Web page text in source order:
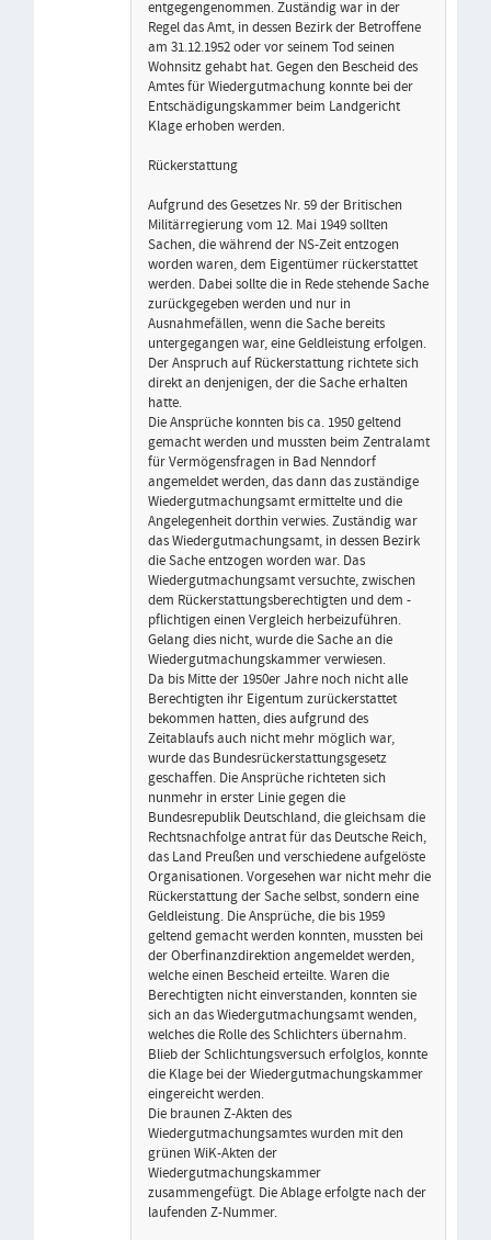
entgegengenommen. Zuständig war in der
Regel das Amt, in dessen Bezirk der Betroffene
am 31.12.1952 oder vor seinem Tod seinen
Wohnsitz gehabt hat. Gegen den Bescheid des
Amtes für Wiedergutmachung konnte bei der
Entschädigungskammer beim Landgericht
Klage erhoben werden.
Rückerstattung
Aufgrund des Gesetzes Nr. 59 der Britischen
Militärregierung vom 12. Mai 1949 sollten
Sachen, die während der NS-Zeit entzogen
worden waren, dem Eigentümer rückerstattet
werden. Dabei sollte die in Rede stehende Sache
zurückgegeben werden und nur in
Ausnahmefällen, wenn die Sache bereits
untergegangen war, eine Geldleistung erfolgen.
Der Anspruch auf Rückerstattung richtete sich
direkt an denjenigen, der die Sache erhalten
hatte.
Die Ansprüche konnten bis ca. 1950 geltend
gemacht werden und mussten beim Zentralamt
für Vermögensfragen in Bad Nenndorf
angemeldet werden, das dann das zuständige
Wiedergutmachungsamt ermittelte und die
Angelegenheit dorthin verwies. Zuständig war
das Wiedergutmachungsamt, in dessen Bezirk
die Sache entzogen worden war. Das
Wiedergutmachungsamt versuchte, zwischen
dem Rückerstattungsberechtigten und dem -
pflichtigen einen Vergleich herbeizuführen.
Gelang dies nicht, wurde die Sache an die
Wiedergutmachungskammer verwiesen.
Da bis Mitte der 1950er Jahre noch nicht alle
Berechtigten ihr Eigentum zurückerstattet
bekommen hatten, dies aufgrund des
Zeitablaufs auch nicht mehr möglich war,
wurde das Bundesrückerstattungsgesetz
geschaffen. Die Ansprüche richteten sich
nunmehr in erster Linie gegen die
Bundesrepublik Deutschland, die gleichsam die
Rechtsnachfolge antrat für das Deutsche Reich,
das Land Preußen und verschiedene aufgelöste
Organisationen. Vorgesehen war nicht mehr die
Rückerstattung der Sache selbst, sondern eine
Geldleistung. Die Ansprüche, die bis 1959
geltend gemacht werden konnten, mussten bei
der Oberfinanzdirektion angemeldet werden,
welche einen Bescheid erteilte. Waren die
Berechtigten nicht einverstanden, konnten sie
sich an das Wiedergutmachungsamt wenden,
welches die Rolle des Schlichters übernahm.
Blieb der Schlichtungsversuch erfolglos, konnte
die Klage bei der Wiedergutmachungskammer
eingereicht werden.
Die braunen Z-Akten des
Wiedergutmachungsamtes wurden mit den
grünen WiK-Akten der
Wiedergutmachungskammer
zusammengefügt. Die Ablage erfolgte nach der
laufenden Z-Nummer.